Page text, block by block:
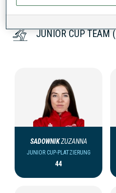
JUNIOR CUP TEAM
SADOWNIKZUZANNA
JUNIOR CUP-PLATZIERUNG
44